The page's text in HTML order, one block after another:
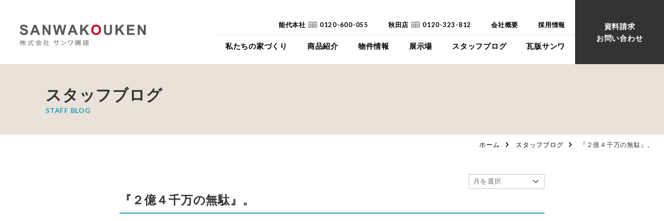
私たちの家づくり
コンセプト
商品紹介
イイイエ
物件情報 展示場
下瀬平屋モデルハウス
スタッフブログ 瓦版サンワ
会社概要 採用情報
能代本社 0120-600-055 秋田店 0120-323-812
資料請求
お問い合わせ
スタッフブログ
STAFF BLOG
ホーム スタッフブログ 『２億４千万の無駄』。
『２億４千万の無駄』。